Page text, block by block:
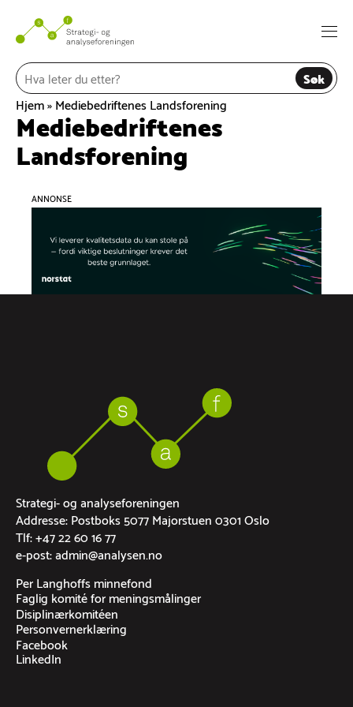
innhold
Søk
Hjem»Mediebedriftenes Landsforening
Mediebedriftenes
Landsforening
ANNONSE
Strategi- og analyseforeningen
Addresse: Postboks 5077 Majorstuen 0301 Oslo
Tlf: +47 22 60 16 77
e-post: admin@analysen.no
Per Langhoffs minnefond
Faglig komité for meningsmålinger
Disiplinærkomitéen
Personvernerklæring
Facebook
LinkedIn